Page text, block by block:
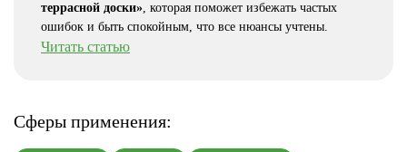
террасной доски», которая поможет избежать частых
ошибок и быть спокойным, что все нюансы учтены.
Читать статью
Сферы применения: